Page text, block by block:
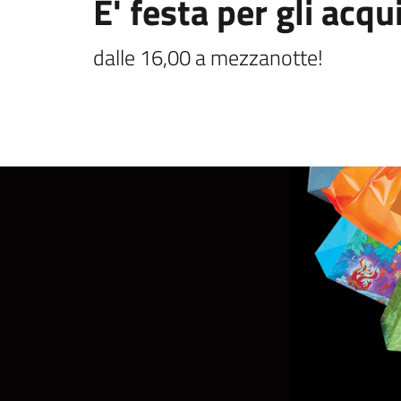
E' festa per gli
dalle 16,00 a mezzanotte!